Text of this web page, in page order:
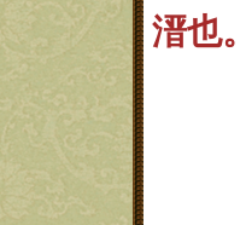
溍也。